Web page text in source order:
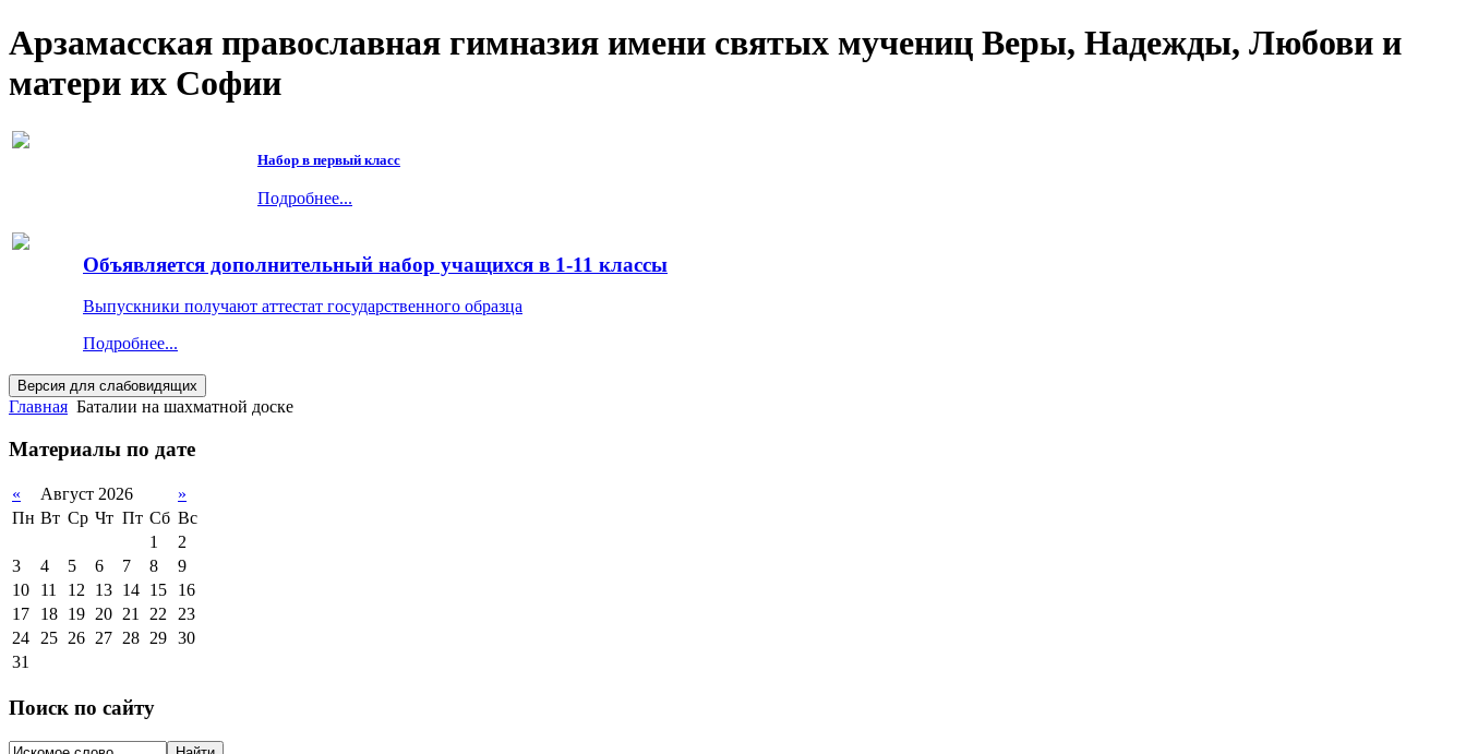
Арзамасская православная гимназия имени святых мучениц Веры, Надежды, Любови и
матери их Софии
Набор в первый класс
Подробнее...
Объявляется дополнительный набор учащихся в 1-11 классы
Выпускники получают аттестат государственного образца
Подробнее...
Главная Баталии на шахматной доске
Материалы по дате
« Август 2026
»
Пн Вт Ср Чт Пт Сб Вс
1
2
3
4 5 6 7 8
9
10
11 12 13 14 15
16
17
18 19 20 21 22
23
24
25 26 27 28 29 30
31
Поиск по сайту